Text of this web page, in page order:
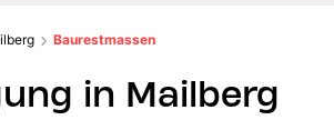
Baurestmassen
in Mailberg